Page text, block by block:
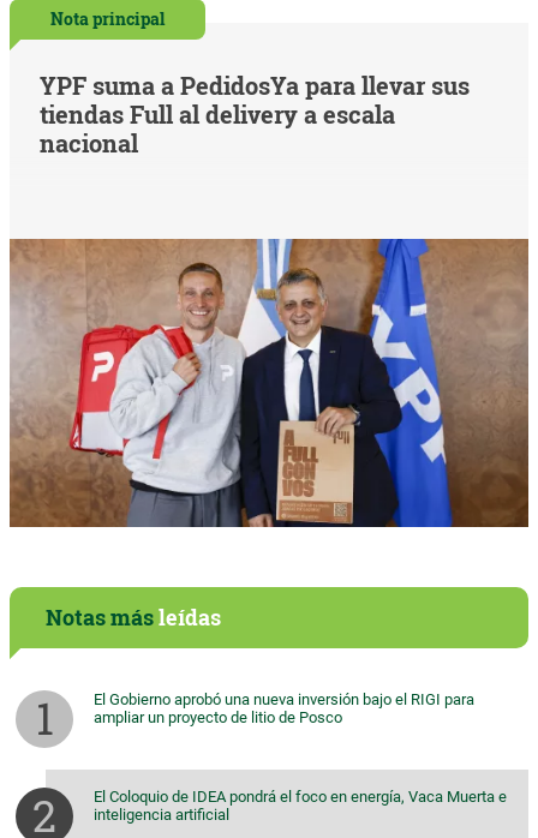
Nota principal
YPF suma a PedidosYa para llevar sus
tiendas Full al delivery a escala
nacional
Notas másleídas
El Gobierno aprobó una nueva inversión bajo el RIGI para
ampliar un proyecto de litio de Posco
El Coloquio de IDEA pondrá el foco en energía, Vaca Muerta e
inteligencia artificial